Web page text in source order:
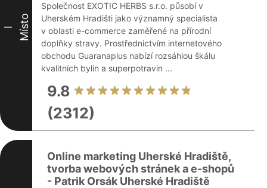
I Místo
Společnost EXOTIC HERBS s.r.o. působí v
Uherském Hradišti jako významný specialista
v oblasti e-commerce zaměřené na přírodní
doplňky stravy. Prostřednictvím internetového
obchodu Guaranaplus nabízí rozsáhlou škálu
kvalitních bylin a superpotravin ...
9.8
(2312)
Online marketing Uherské Hradiště,
tvorba webových stránek a e-shopů
- Patrik Orsák Uherské Hradiště